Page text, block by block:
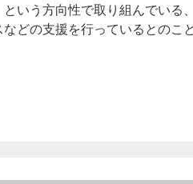
いう方向性で取り組んでいる
どの支援を行っているとのこ